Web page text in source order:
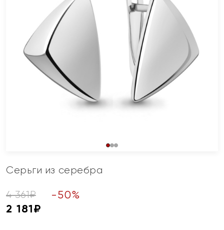
Серьги из серебра
4 361₽ -50%
2 181₽